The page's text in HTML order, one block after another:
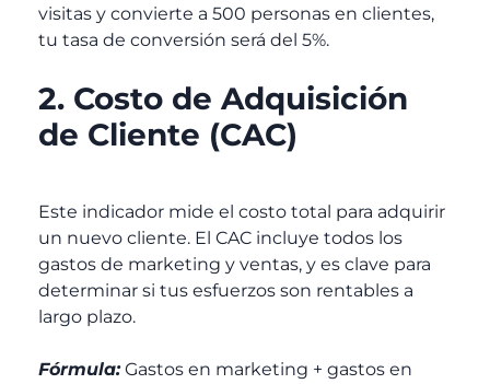
visitas y convierte a 500 personas en clientes,
tu tasa de conversión será del 5%.
2. Costo de Adquisición
de Cliente (CAC)
Este indicador mide el costo total para adquirir
un nuevo cliente. El CAC incluye todos los
gastos de marketing y ventas, y es clave para
determinar si tus esfuerzos son rentables a
largo plazo.
Fórmula:Gastos en marketing + gastos en